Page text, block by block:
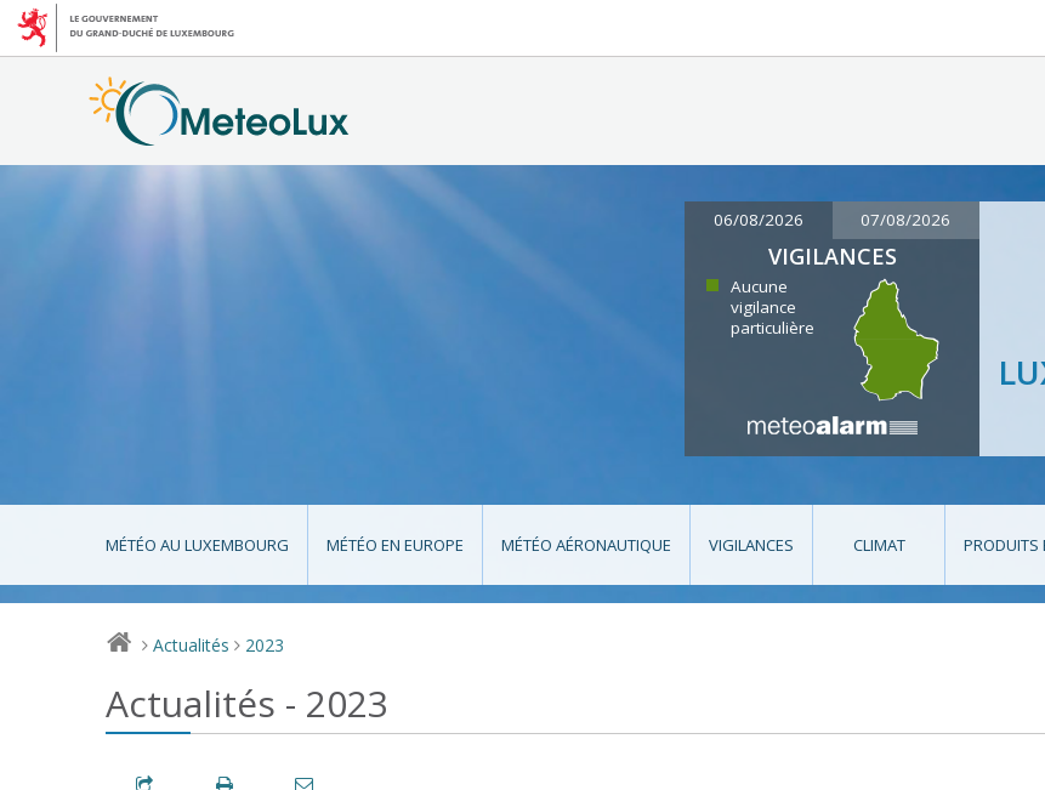
06/08/2026 07/08/2026
VIGILANCES
Aucune
vigilance
particulière
MÉTÉO AU LUXEMBOURG MÉTÉO EN EUROPE MÉTÉO AÉRONAUTIQUE VIGILANCES CLIMAT PRODUITS
> Actualités > 2023
Actualités - 2023